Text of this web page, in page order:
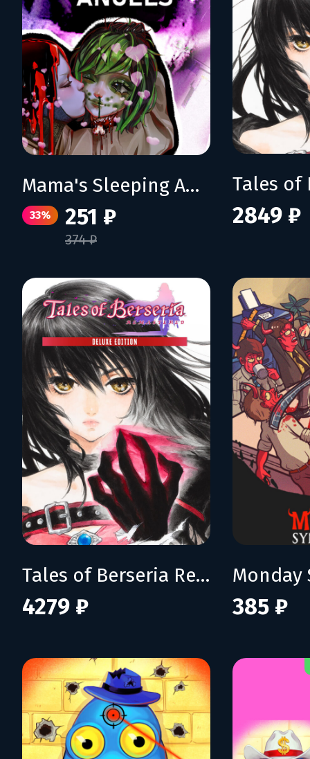
Mama's Sleeping Angels
33% 251 ₽
374 ₽
2849 ₽
Tales of Berseria Remastered: Deluxe Edition
4279 ₽
Monday
385 ₽